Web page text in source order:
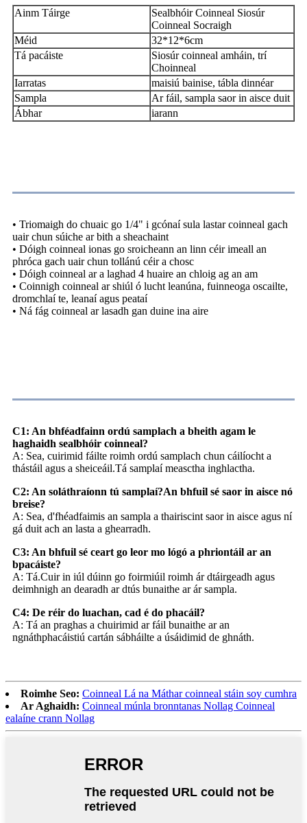
Ainm Táirge
Sealbhóir Coinneal Siosúr
Coinneal Socraigh
Méid
32*12*6cm
Tá pacáiste
Siosúr coinneal amháin, trí
Choinneal
Iarratas
maisiú bainise, tábla dinnéar
Sampla
Ar fáil, sampla saor in aisce duit
Ábhar
iarann
• Triomaigh do chuaic go 1/4" i gcónaí sula lastar coinneal gach
uair chun súiche ar bith a sheachaint
• Dóigh coinneal ionas go sroicheann an linn céir imeall an
phróca gach uair chun tollánú céir a chosc
• Dóigh coinneal ar a laghad 4 huaire an chloig ag an am
• Coinnigh coinneal ar shiúl ó lucht leanúna, fuinneoga oscailte,
dromchlaí te, leanaí agus peataí
• Ná fág coinneal ar lasadh gan duine ina aire
C1: An bhféadfainn ordú samplach a bheith agam le
haghaidh sealbhóir coinneal?
A: Sea, cuirimid fáilte roimh ordú samplach chun cáilíocht a
thástáil agus a sheiceáil.Tá samplaí measctha inghlactha.
C2: An soláthraíonn tú samplaí?An bhfuil sé saor in aisce nó
breise?
A: Sea, d'fhéadfaimis an sampla a thairiscint saor in aisce agus ní
gá duit ach an lasta a ghearradh.
C3: An bhfuil sé ceart go leor mo lógó a phriontáil ar an
bpacáiste?
A: Tá.Cuir in iúl dúinn go foirmiúil roimh ár dtáirgeadh agus
deimhnigh an dearadh ar dtús bunaithe ar ár sampla.
C4: De réir do luachan, cad é do phacáil?
A: Tá an praghas a chuirimid ar fáil bunaithe ar an
ngnáthphacáistiú cartán sábháilte a úsáidimid de ghnáth.
Roimhe Seo: Coinneal Lá na Máthar coinneal stáin soy cumhra
Ar Aghaidh: Coinneal múnla bronntanas Nollag Coinneal
ealaíne crann Nollag